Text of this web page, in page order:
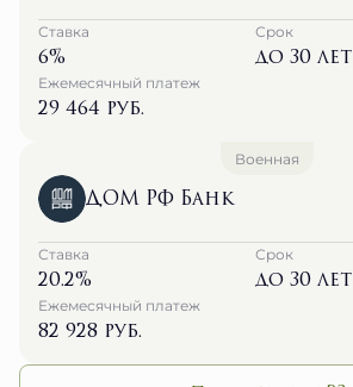
6% до 30 лет
Ежемесячный платеж
29 464 руб.
Ставка
20.2% до 30 лет
Ежемесячный платеж
82 928 руб.